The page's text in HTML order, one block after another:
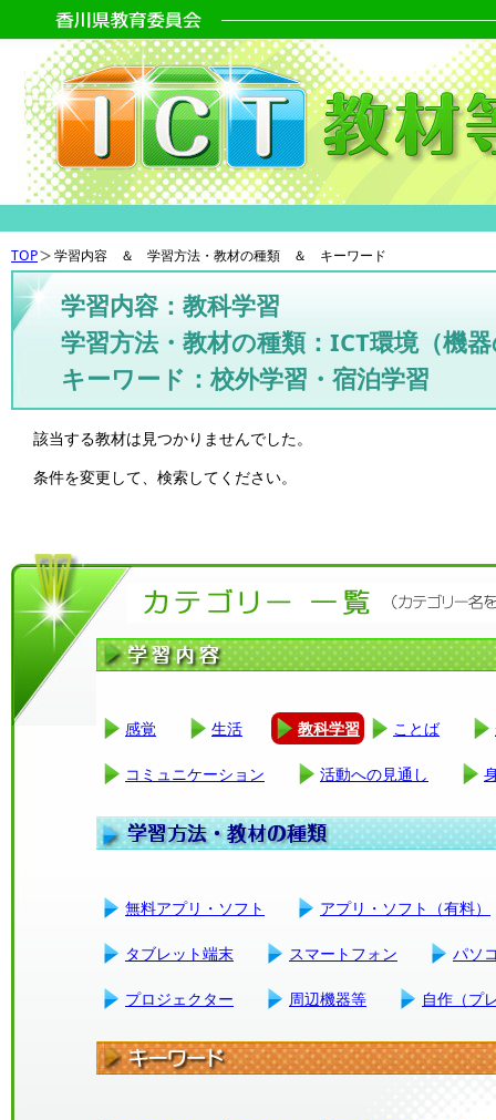
TOP 学習内容 ＆ 学習方法・教材の種類 ＆ キーワード
学習内容：教科学習
学習方法・教材の種類：ICT環境（機
キーワード：校外学習・宿泊学習
該当する教材は見つかりませんでした。
条件を変更して、検索してください。
感覚 生活 教科学習 ことば
コミュニケーション 活動への見通し
無料アプリ・ソフト アプリ・ソフト（有料）
タブレット端末 スマートフォン パソ
プロジェクター 周辺機器等 自作（プ